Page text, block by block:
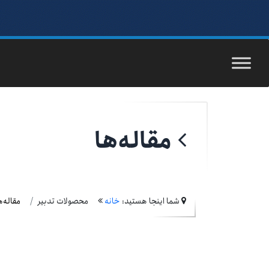
مقاله‌ها
شما اینجا هستید: خانه محصولات تدبیر